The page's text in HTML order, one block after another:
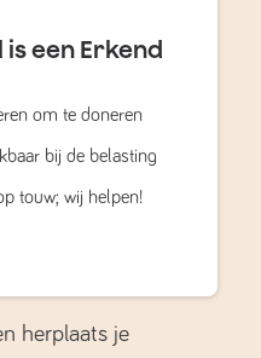
een Erkend
om te doneren
bij de belasting
touw; wij helpen!
herplaats je